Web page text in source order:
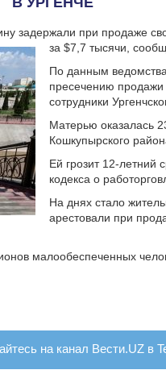
задержали при продаже
за $7,7 тысячи,
По данным
пресечению продажи
сотрудники
Матерью оказалась
Кошкупырского
Ей грозит 12-летний
кодекса о
На днях стало
арестовали при
малообеспеченных
на канал Вести.UZ в